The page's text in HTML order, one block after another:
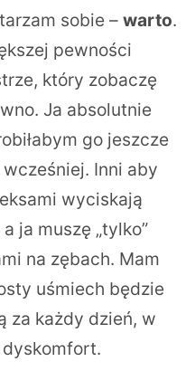
sobie – warto.
pewności
który zobaczę
Ja absolutnie
go jeszcze
Inni aby
wyciskają
ja muszę „tylko”
na zębach. Mam
uśmiech będzie
za każdy dzień, w
dyskomfort.